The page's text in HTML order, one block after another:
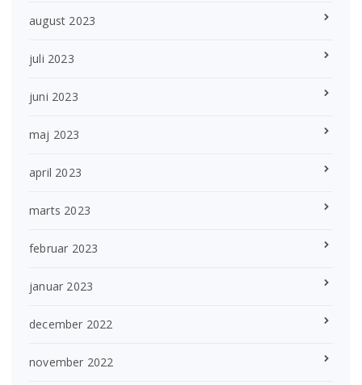
august 2023
juli 2023
juni 2023
maj 2023
april 2023
marts 2023
februar 2023
januar 2023
december 2022
november 2022